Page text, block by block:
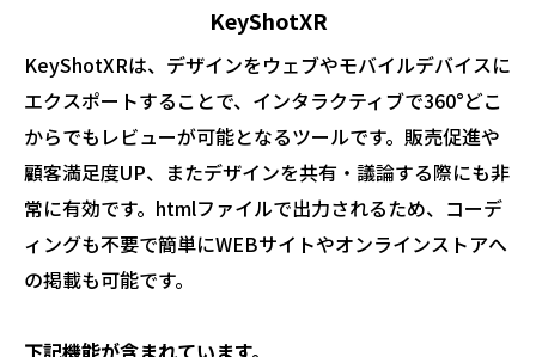
KeyShotXR
KeyShotXRは、デザインをウェブやモバイルデバイスに
エクスポートすることで、インタラクティブで360°どこ
からでもレビューが可能となるツールです。販売促進や
顧客満足度UP、またデザインを共有・議論する際にも非
常に有効です。htmlファイルで出力されるため、コーデ
ィングも不要で簡単にWEBサイトやオンラインストアへ
の掲載も可能です。
下記機能が含まれています。